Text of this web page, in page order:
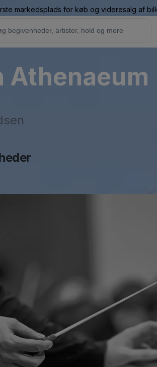
markedsplads for køb og videresalg af
Athenaeum